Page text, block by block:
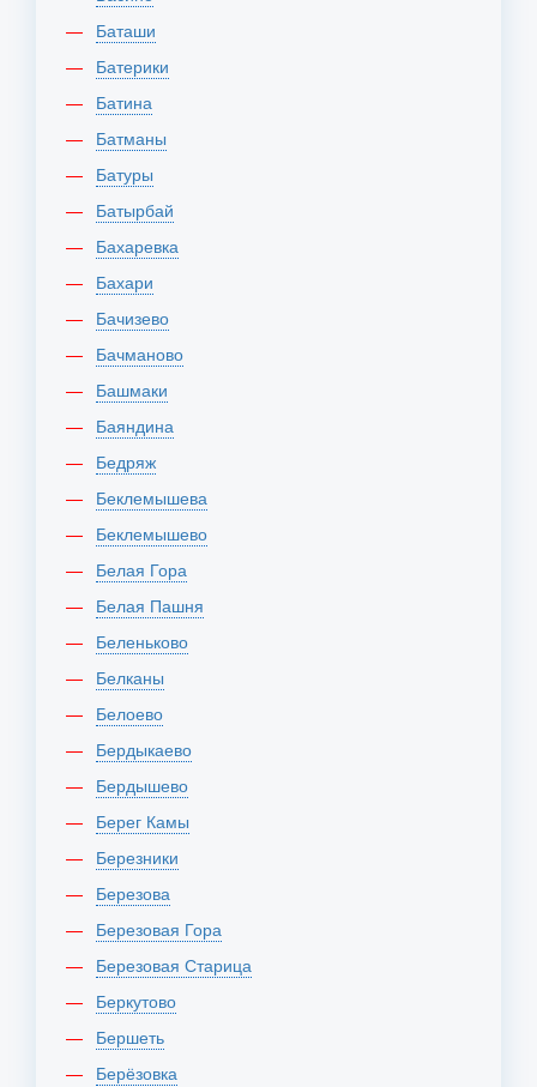
Баташи
Батерики
Батина
Батманы
Батуры
Батырбай
Бахаревка
Бахари
Бачизево
Бачманово
Башмаки
Баяндина
Бедряж
Беклемышева
Беклемышево
Белая Гора
Белая Пашня
Беленьково
Белканы
Белоево
Бердыкаево
Бердышево
Берег Камы
Березники
Березова
Березовая Гора
Березовая Старица
Беркутово
Бершеть
Берёзовка